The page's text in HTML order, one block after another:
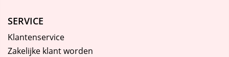
SERVICE
Klantenservice
Zakelijke klant worden